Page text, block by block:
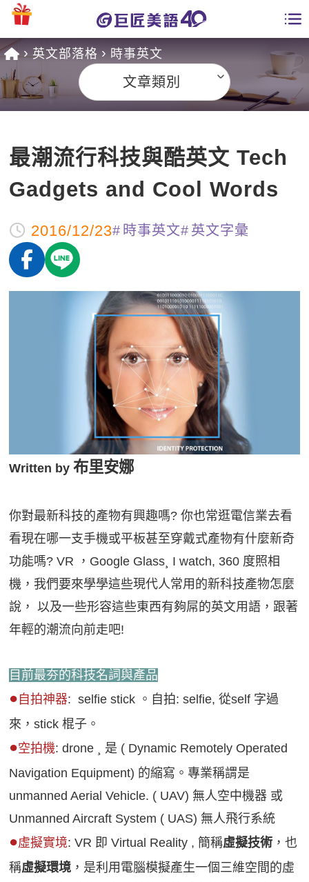
課程總覽
英文課程總表
英文會話
商用英文
英文檢定
TOEIC 多益課程
IELTS 雅思課程
GEPT 全民英檢課程
TOEFL 托福課程
自然發音
英文聽力養成
開口溜英文
旅遊英文
基礎字彙
英文文法技巧
英文寫作
Cengage TED Talks
CNN聽力強化
新聞英文
主題課程
英語俱樂部
Let's Talk
西班牙語
兒童美語
一對一家教
企業訓練
數位學習教材
英文部落格
影音學英文
英文能力測驗
師資團隊
學習分享
學員讚出來
學員專區
英文部落格 時事英文
文章類別
最潮流行科技與酷英文 Tech
Gadgets and Cool Words
2016/12/23 時事英文 英文字彙
Written by布里安娜
你對最新科技的產物有興趣嗎? 你也常逛電信業去看
看現在哪一支手機或平板甚至穿戴式產物有什麼新奇
功能嗎? VR ，Google Glass¸ I watch, 360 度照相
機，我們要來學學這些現代人常用的新科技產物怎麼
說， 以及一些形容這些東西有夠屌的英文用語，跟著
年輕的潮流向前走吧!
目前最夯的科技名詞與產品
● 自拍神器: selfie stick 。自拍: selfie, 從self 字過
來，stick 棍子。
●空拍機: drone ¸ 是 ( Dynamic Remotely Operated
Navigation Equipment) 的縮寫。專業稱謂是
unmanned Aerial Vehicle. ( UAV) 無人空中機器 或
Unmanned Aircraft System ( UAS) 無人飛行系統
●虛擬實境: VR 即 Virtual Reality , 簡稱虛擬技術 ，也
稱虛擬環境 ，是利用電腦模擬產生一個三維空間的虛